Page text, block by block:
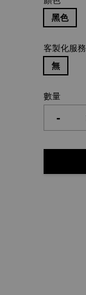
黑色
客製化服務
無
數量
-